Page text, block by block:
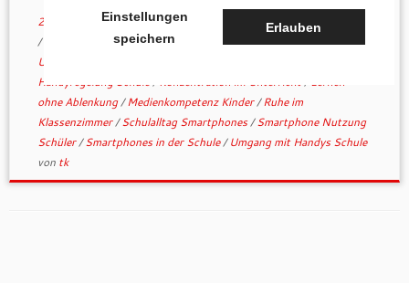
20. Januar 2026verschlagwortet
Ablenkung durch Smartphones
/ digitale Ablenkung Kinder/ Eltern Schule Smartphone/Fokus im
Unterricht
Handyregelung Schule/ Konzentration im Unterricht/ Lernen
ohne Ablenkung/Medienkompetenz Kinder/Ruhe im
Klassenzimmer/Schulalltag Smartphones/Smartphone Nutzung
Schüler/Smartphones in der Schule/Umgang mit Handys Schule
von tk
Einstellungen
speichern
Erlauben